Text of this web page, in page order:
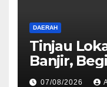
DAERAH
Tinjau
Banjir,
Mahyeldi
07/08/2026